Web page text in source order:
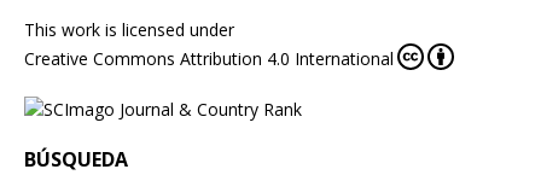
This work is licensed under
Creative Commons Attribution 4.0 International
BÚSQUEDA